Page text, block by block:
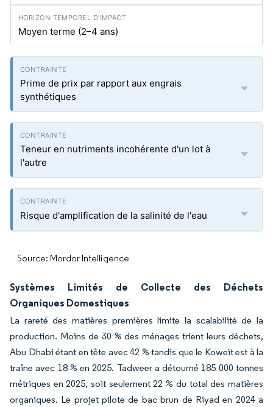
Moyen terme (2–4 ans)
Prime de prix par rapport aux engrais
synthétiques
Teneur en nutriments incohérente d'un lot à
l'autre
Risque d'amplification de la salinité de l'eau
Source: Mordor Intelligence
Systèmes Limités de Collecte des Déchets
Organiques Domestiques
La rareté des matières premières limite la scalabilité de la
production. Moins de 30 % des ménages trient leurs déchets,
Abu Dhabi étant en tête avec 42 % tandis que le Koweït est à la
traîne avec 18 % en 2025. Tadweer a détourné 185 000 tonnes
métriques en 2025, soit seulement 22 % du total des matières
organiques. Le projet pilote de bac brun de Riyad en 2024 a